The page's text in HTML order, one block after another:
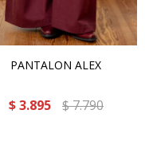
PANTALON ALEX
$ 3.895 $7.790